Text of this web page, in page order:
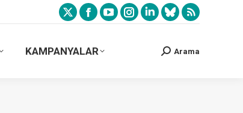
KAMPANYALAR Arama